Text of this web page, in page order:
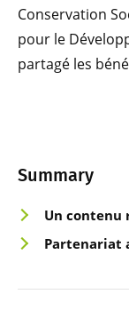
Summary
Un contenu
Partenariat
Conservation
pour le
partagé les